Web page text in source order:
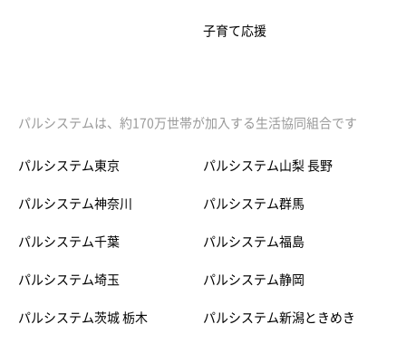
子育て応援
パルシステムは、約170万世帯が加入する生活協同組合です
パルシステム東京
パルシステム神奈川
パルシステム千葉
パルシステム埼玉
パルシステム茨城 栃木
パルシステム山梨 長野
パルシステム群馬
パルシステム福島
パルシステム静岡
パルシステム新潟ときめき